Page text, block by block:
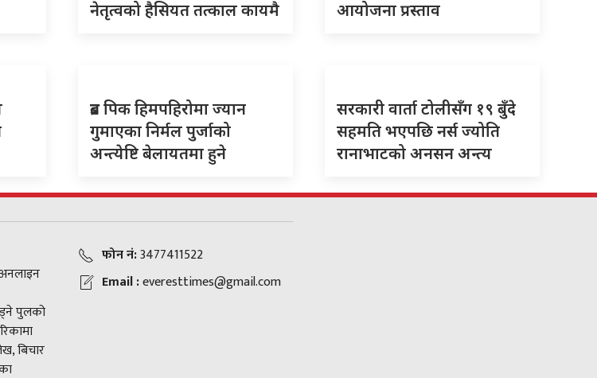
नेतृत्वको हैसियत तत्काल कायमै
आयोजना प्रस्ताव
ब्रड पिक हिमपहिरोमा ज्यान
गुमाएका निर्मल पुर्जाको
अन्त्येष्टि बेलायतमा हुने
सरकारी वार्ता टोलीसँग १९ बुँदे
सहमति भएपछि नर्स ज्योति
रानाभाटको अनसन अन्त्य
पुलको
बिचार
फोन नं:3477411522
Email :everesttimes@gmail.com